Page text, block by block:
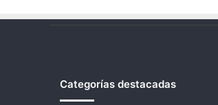
Categorías destacadas